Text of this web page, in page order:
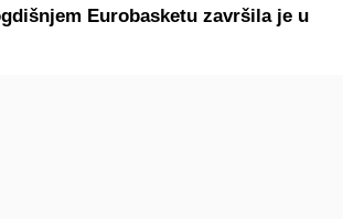
Eurobasketu završila je u